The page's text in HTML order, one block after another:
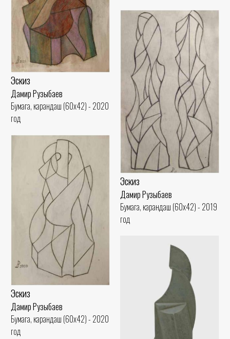
Эскиз
Дамир Рузыбаев
Бумага, карандаш (60x42) - 2020
год
Эскиз
Дамир Рузыбаев
Бумага, карандаш (60x42) - 2019
год
Эскиз
Дамир Рузыбаев
Бумага, карандаш (60x42) - 2020
год